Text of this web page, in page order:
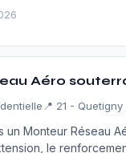
Aéro
📍 21 - Quetigny
un Monteur Réseau
le